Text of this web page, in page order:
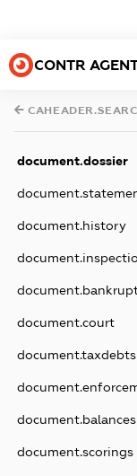
CONTR
document.dossier
document.history
document.court
document.taxdebts
document.balances
document.scorings